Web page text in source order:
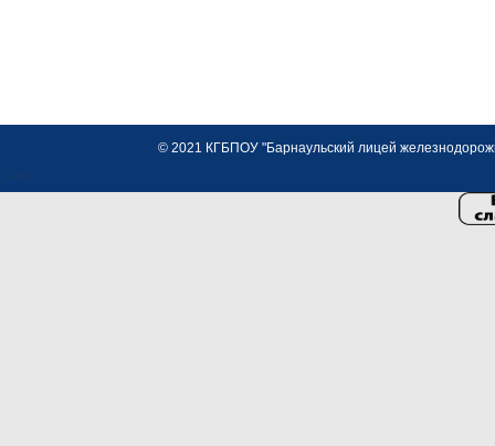
© 2021 КГБПОУ "Барнаульский лицей
<>